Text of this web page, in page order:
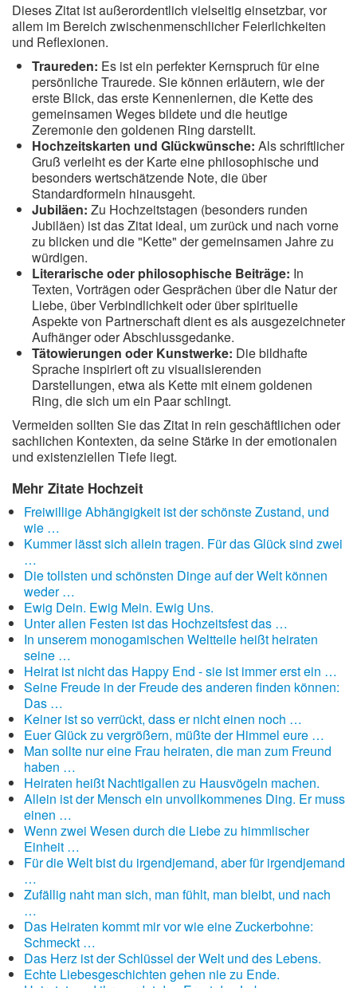
Dieses Zitat ist außerordentlich vielseitig einsetzbar, vor
allem im Bereich zwischenmenschlicher Feierlichkeiten
und Reflexionen.
Traureden: Es ist ein perfekter Kernspruch für eine
persönliche Traurede. Sie können erläutern, wie der
erste Blick, das erste Kennenlernen, die Kette des
gemeinsamen Weges bildete und die heutige
Zeremonie den goldenen Ring darstellt.
Hochzeitskarten und Glückwünsche: Als schriftlicher
Gruß verleiht es der Karte eine philosophische und
besonders wertschätzende Note, die über
Standardformeln hinausgeht.
Jubiläen: Zu Hochzeitstagen (besonders runden
Jubiläen) ist das Zitat ideal, um zurück und nach vorne
zu blicken und die "Kette" der gemeinsamen Jahre zu
würdigen.
Literarische oder philosophische Beiträge: In
Texten, Vorträgen oder Gesprächen über die Natur der
Liebe, über Verbindlichkeit oder über spirituelle
Aspekte von Partnerschaft dient es als ausgezeichneter
Aufhänger oder Abschlussgedanke.
Tätowierungen oder Kunstwerke: Die bildhafte
Sprache inspiriert oft zu visualisierenden
Darstellungen, etwa als Kette mit einem goldenen
Ring, die sich um ein Paar schlingt.
Vermeiden sollten Sie das Zitat in rein geschäftlichen oder
sachlichen Kontexten, da seine Stärke in der emotionalen
und existenziellen Tiefe liegt.
Mehr Zitate Hochzeit
Freiwillige Abhängigkeit ist der schönste Zustand, und
wie …
Kummer lässt sich allein tragen. Für das Glück sind zwei
…
Die tollsten und schönsten Dinge auf der Welt können
weder …
Ewig Dein. Ewig Mein. Ewig Uns.
Unter allen Festen ist das Hochzeitsfest das …
In unserem monogamischen Weltteile heißt heiraten
seine …
Heirat ist nicht das Happy End - sie ist immer erst ein …
Seine Freude in der Freude des anderen finden können:
Das …
Keiner ist so verrückt, dass er nicht einen noch …
Euer Glück zu vergrößern, müßte der Himmel eure …
Man sollte nur eine Frau heiraten, die man zum Freund
haben …
Heiraten heißt Nachtigallen zu Hausvögeln machen.
Allein ist der Mensch ein unvollkommenes Ding. Er muss
einen …
Wenn zwei Wesen durch die Liebe zu himmlischer
Einheit …
Für die Welt bist du irgendjemand, aber für irgendjemand
…
Zufällig naht man sich, man fühlt, man bleibt, und nach
…
Das Heiraten kommt mir vor wie eine Zuckerbohne:
Schmeckt …
Das Herz ist der Schlüssel der Welt und des Lebens.
Echte Liebesgeschichten gehen nie zu Ende.